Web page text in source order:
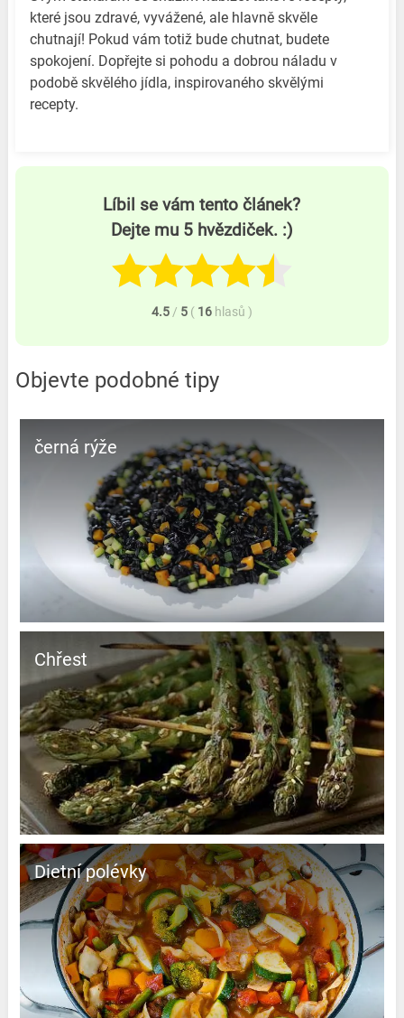
které jsou zdravé, vyvážené, ale hlavně skvěle
chutnají! Pokud vám totiž bude chutnat, budete
spokojení. Dopřejte si pohodu a dobrou náladu v
podobě skvělého jídla, inspirovaného skvělými
recepty.
Líbil se vám tento článek?
Dejte mu 5 hvězdiček. :)
4.5 / 5 ( 16 hlasů )
Objevte podobné tipy
černá rýže
Chřest
Dietní polévky